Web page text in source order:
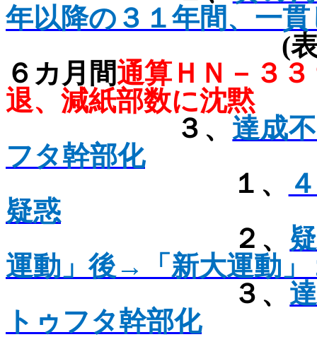
年以降の３１年間、一
(
６カ月間通算ＨＮ－３
退、減紙部数に沈黙
３、 達成
フタ幹部化
１、
疑惑
２、
運動」後→「新大運動」
３、
トゥフタ幹部化